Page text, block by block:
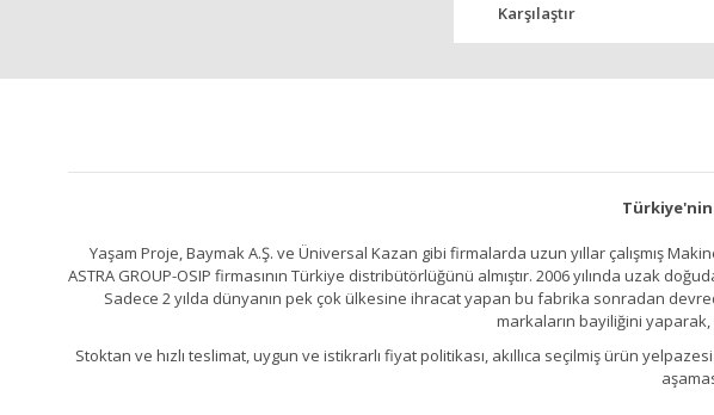
Karşılaştır
Yaşam Proje, Baymak A.Ş. ve Üniversal Kazan gibi firmalarda uzun yıllar çalışmış
ASTRA GROUP-OSIP firmasının Türkiye distribütörlüğünü almıştır. 2006 yılında uzak
Sadece 2 yılda dünyanın pek çok ülkesine ihracat yapan bu fabrika sonradan
markaların bayiliğini yaparak,
Stoktan ve hızlı teslimat, uygun ve istikrarlı fiyat politikası, akıllıca seçilmiş ürün